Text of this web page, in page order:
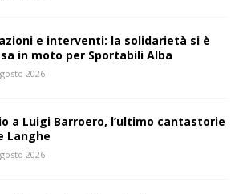
e interventi: la solidarietà si è
in moto per Sportabili Alba
2026
a Luigi Barroero, l’ultimo cantastorie
Langhe
2026